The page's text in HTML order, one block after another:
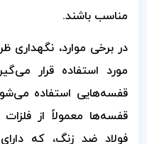
مناسب باشند.
در برخی موارد، نگهداری
مورد استفاده قرار
قفسه‌هایی استفاده
قفسه‌ها معمولاً از
فولاد ضد زنگ، که